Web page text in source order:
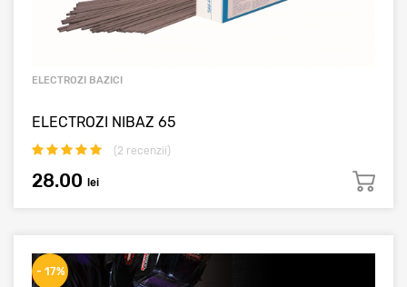
ELECTROZI BAZICI
ELECTROZI NIBAZ 65
(2 recenzii)
28.00 lei
- 17%